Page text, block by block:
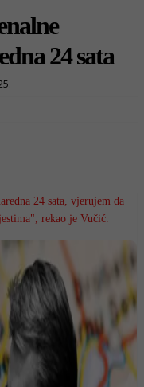
24 sata
24 sata, vjerujem da
rekao je Vučić.